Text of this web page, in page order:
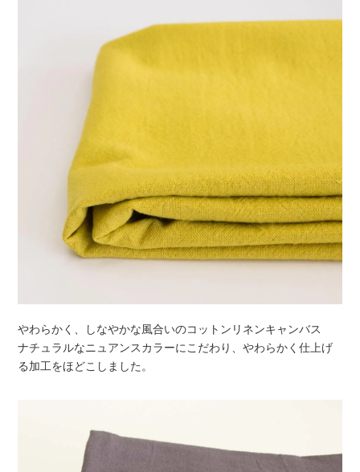
やわらかく、しなやかな風合いのコットンリネンキャンバス
ナチュラルなニュアンスカラーにこだわり、やわらかく仕上げ
る加工をほどこしました。